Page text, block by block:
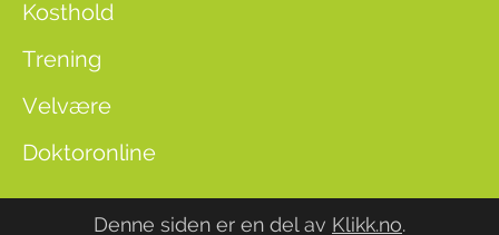
Kosthold
Trening
Velvære
Doktoronline
Denne siden er en del av Klikk.no.